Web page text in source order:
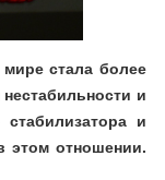
стала более
и
и
этом отношении.